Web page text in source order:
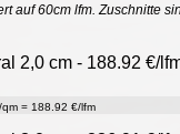
auf 60cm lfm. Zuschnitte
2,0 cm - 188.92 €/
= 188.92 €/lfm